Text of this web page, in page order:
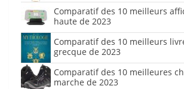
Comparatif des 10 meilleurs
haute de 2023
Comparatif des 10 meilleurs
grecque de 2023
Comparatif des 10 meilleures
marche de 2023